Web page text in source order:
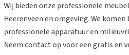
Wij bieden onze professionele
Heerenveen en omgeving. We
professionele apparatuur en
Neem contact op voor een gratis en